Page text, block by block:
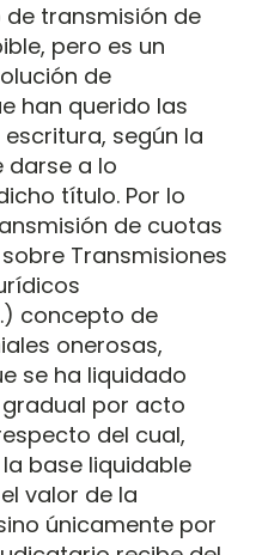
transmisión de
pero es un
de
han querido las
según la
darse a lo
título. Por lo
de cuotas
Transmisiones
concepto de
onerosas,
se ha liquidado
por acto
del cual,
base liquidable
valor de la
únicamente por